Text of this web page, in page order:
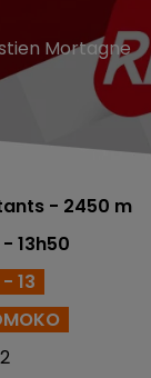
Mortagne
- 2450 m
13h50
13